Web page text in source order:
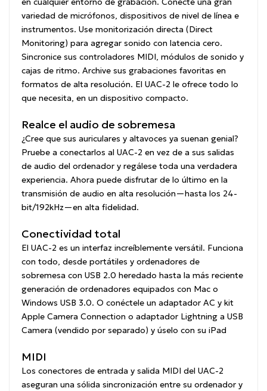
variedad de micrófonos, dispositivos de nivel de línea e
instrumentos. Use monitorización directa (Direct
Monitoring) para agregar sonido con latencia cero.
Sincronice sus controladores MIDI, módulos de sonido y
cajas de ritmo. Archive sus grabaciones favoritas en
formatos de alta resolución. El UAC-2 le ofrece todo lo
que necesita, en un dispositivo compacto.
Realce el audio de sobremesa
¿Cree que sus auriculares y altavoces ya suenan genial?
Pruebe a conectarlos al UAC-2 en vez de a sus salidas
de audio del ordenador y regálese toda una verdadera
experiencia. Ahora puede disfrutar de lo último en la
transmisión de audio en alta resolución—hasta los 24-
bit/192kHz—en alta fidelidad.
Conectividad total
El UAC-2 es un interfaz increíblemente versátil. Funciona
con todo, desde portátiles y ordenadores de
sobremesa con USB 2.0 heredado hasta la más reciente
generación de ordenadores equipados con Mac o
Windows USB 3.0. O conéctele un adaptador AC y kit
Apple Camera Connection o adaptador Lightning a USB
Camera (vendido por separado) y úselo con su iPad
MIDI
Los conectores de entrada y salida MIDI del UAC-2
aseguran una sólida sincronización entre su ordenador y